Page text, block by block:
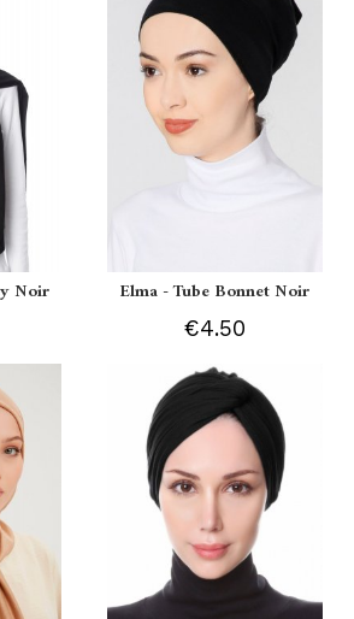
Noir Elma - Tube Bonnet Noir
€4.50